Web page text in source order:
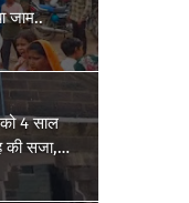
जाम..
4 साल
की सजा,